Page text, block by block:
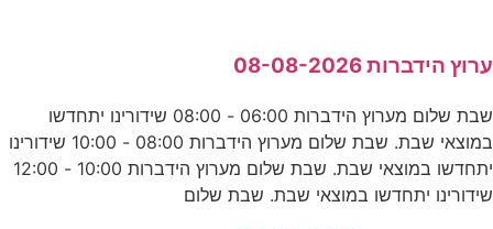
ערוץ הידברות 08-08-2026
שבת שלום מערוץ הידברות 06:00 - 08:00 שידורינו יתחדשו
במוצאי שבת. שבת שלום מערוץ הידברות 08:00 - 10:00 שידורינו
יתחדשו במוצאי שבת. שבת שלום מערוץ הידברות 10:00 - 12:00
שידורינו יתחדשו במוצאי שבת. שבת שלום